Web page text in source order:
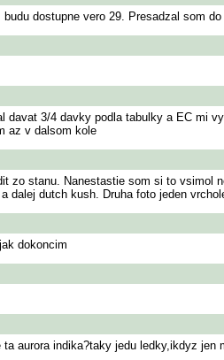
dostupne vero 29. Presadzal som
3/4 davky podla tabulky a EC mi
az v dalsom kole
zo stanu. Nanestastie som si to
dalej dutch kush. Druha foto jeden
dokoncim
aurora indika?taky jedu ledky,ikdyz